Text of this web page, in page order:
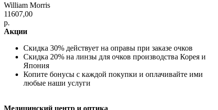
William Morris
11607,00
р.
Акции
Скидка 30% действует на оправы при заказе очков
Скидка 20% на линзы для очков производства Корея и
Япония
Копите бонусы с каждой покупки и оплачивайте ими
любые наши услуги
Медицинский центр и оптика